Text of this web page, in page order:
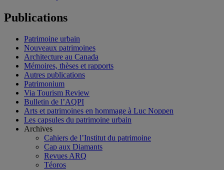
Publications
Patrimoine urbain
Nouveaux patrimoines
Architecture au Canada
Mémoires, thèses et rapports
Autres publications
Patrimonium
Via Tourism Review
Bulletin de l’AQPI
Arts et patrimoines en hommage à Luc Noppen
Les capsules du patrimoine urbain
Archives
Cahiers de l’Institut du patrimoine
Cap aux Diamants
Revues ARQ
Téoros